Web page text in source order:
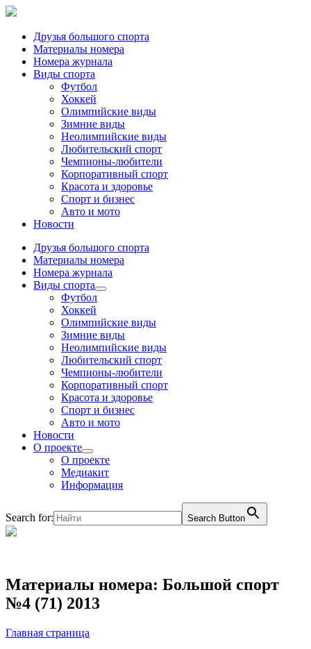
Друзья большого спорта
Материалы номера
Номера журнала
Виды спорта
Футбол
Хоккей
Олимпийские виды
Зимние виды
Неолимпийские виды
Любительский спорт
Чемпионы-любители
Корпоративный спорт
Красота и здоровье
Спорт и бизнес
Авто и мото
Новости
Друзья большого спорта
Материалы номера
Номера журнала
Виды спорта
Футбол
Хоккей
Олимпийские виды
Зимние виды
Неолимпийские виды
Любительский спорт
Чемпионы-любители
Корпоративный спорт
Красота и здоровье
Спорт и бизнес
Авто и мото
Новости
О проекте
О проекте
Медиакит
Информация
Search for: Search Button
Материалы номера: Большой спорт
№4 (71) 2013
Главная страница